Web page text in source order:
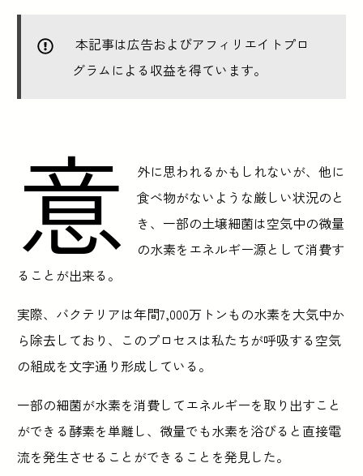
本記事は広告およびアフィリエイトプロ
グラムによる収益を得ています。
意
外に思われるかもしれないが、他に
食べ物がないような厳しい状況のと
き、一部の土壌細菌は空気中の微量
の水素をエネルギー源として消費す
ることが出来る。
実際、バクテリアは年間7,000万トンもの水素を大気中か
ら除去しており、このプロセスは私たちが呼吸する空気
の組成を文字通り形成している。
一部の細菌が水素を消費してエネルギーを取り出すこと
ができる酵素を単離し、微量でも水素を浴びると直接電
流を発生させることができることを発見した。